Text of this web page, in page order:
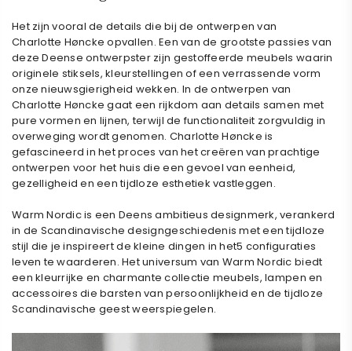
Het zijn vooral de details die bij de ontwerpen van
Charlotte Høncke opvallen. Een van de grootste passies van
deze Deense ontwerpster zijn gestoffeerde meubels waarin
originele stiksels, kleurstellingen of een verrassende vorm
onze nieuwsgierigheid wekken. In de ontwerpen van
Charlotte Høncke gaat een rijkdom aan details samen met
pure vormen en lijnen, terwijl de functionaliteit zorgvuldig in
overweging wordt genomen. Charlotte Høncke is
gefascineerd in het proces van het creëren van prachtige
ontwerpen voor het huis die een gevoel van eenheid,
gezelligheid en een tijdloze esthetiek vastleggen.
Warm Nordic is een Deens ambitieus designmerk, verankerd
in de Scandinavische designgeschiedenis met een tijdloze
stijl die je inspireert de kleine dingen in het5 configuraties
leven te waarderen. Het universum van Warm Nordic biedt
een kleurrijke en charmante collectie meubels, lampen en
accessoires die barsten van persoonlijkheid en de tijdloze
Scandinavische geest weerspiegelen.